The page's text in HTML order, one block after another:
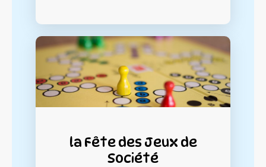
la Fête des Jeux de
Société